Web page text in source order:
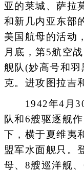
亚的莱城、萨拉
和新几内亚东部
美国航母的活动
月底，第5航空
舰队(妙高号和
克。进攻图拉吉
1942年4月30
队和6艘驱逐舰
下，横于夏维夷
盟军水面舰只。
母、8艘巡洋舰